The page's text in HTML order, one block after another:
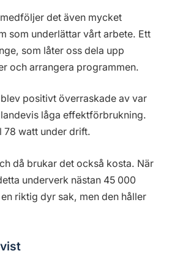
det även mycket
som underlättar vårt arbete. Ett
som låter oss dela upp
och arrangera programmen.
positivt överraskade av var
låga effektförbrukning.
78 watt under drift.
då brukar det också kosta. När
underverk nästan 45 000
riktig dyr sak, men den håller